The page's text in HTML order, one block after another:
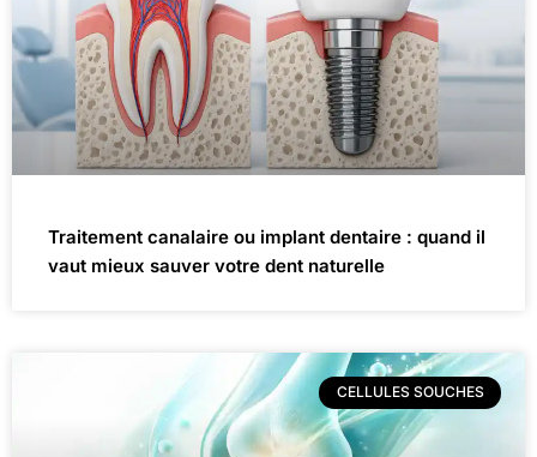
Traitement canalaire ou implant dentaire : quand il
vaut mieux sauver votre dent naturelle
CELLULES SOUCHES